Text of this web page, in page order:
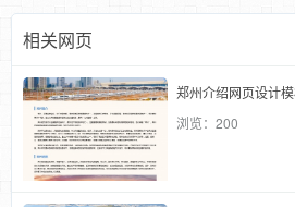
相关网页
郑州介绍网页设计
浏览：200